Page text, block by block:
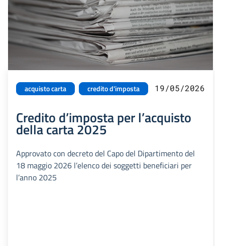
acquisto carta credito d'imposta 19/05/2026
Credito d’imposta per l’acquisto
della carta 2025
Approvato con decreto del Capo del Dipartimento del
18 maggio 2026 l’elenco dei soggetti beneficiari per
l’anno 2025